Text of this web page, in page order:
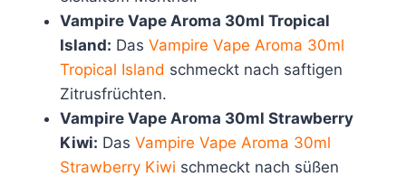
Vampire Vape Aroma 30ml Tropical
Island: Das Vampire Vape Aroma 30ml
Tropical Island schmeckt nach saftigen
Zitrusfrüchten.
Vampire Vape Aroma 30ml Strawberry
Kiwi: Das Vampire Vape Aroma 30ml
Strawberry Kiwi schmeckt nach süßen